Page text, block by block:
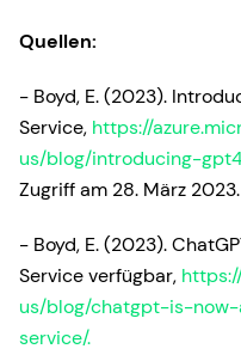
Quellen:
- Boyd, E. (2023).
Service, https://
us/blog/introducing-
Zugriff am 28. März 2023.
- Boyd, E. (2023).
Service verfügbar,
us/blog/chatgpt-is-
service/.